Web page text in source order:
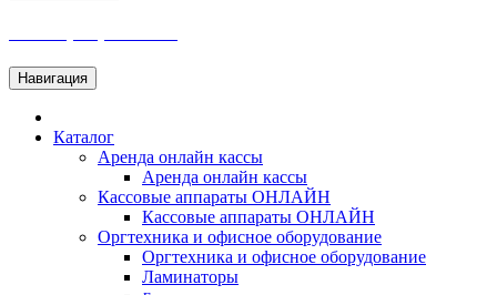
Навигация
Каталог
Аренда онлайн кассы
Аренда онлайн кассы
Кассовые аппараты ОНЛАЙН
Кассовые аппараты ОНЛАЙН
Оргтехника и офисное оборудование
Оргтехника и офисное оборудование
Ламинаторы